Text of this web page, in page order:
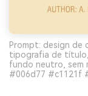
Prompt: design de
tipografia de título,
fundo neutro, sem
#006d77 #c1121f